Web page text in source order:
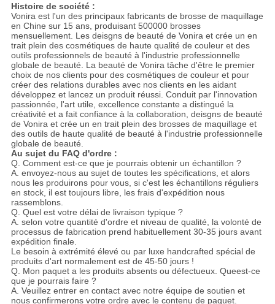
Histoire de société :
Vonira est l'un des principaux fabricants de brosse de maquillage
en Chine sur 15 ans, produisant 500000 brosses
mensuellement. Les deisgns de beauté de Vonira et crée un en
trait plein des cosmétiques de haute qualité de couleur et des
outils professionnels de beauté à l'industrie professionnelle
globale de beauté. La beauté de Vonira tâche d'être le premier
choix de nos clients pour des cosmétiques de couleur et pour
créer des relations durables avec nos clients en les aidant
développez et lancez un produit réussi. Conduit par l'innovation
passionnée, l'art utile, excellence constante a distingué la
créativité et a fait confiance à la collaboration, deisgns de beauté
de Vonira et crée un en trait plein des brosses de maquillage et
des outils de haute qualité de beauté à l'industrie professionnelle
globale de beauté.
Au sujet du FAQ d'ordre :
Q. Comment est-ce que je pourrais obtenir un échantillon ?
A. envoyez-nous au sujet de toutes les spécifications, et alors
nous les produirons pour vous, si c'est les échantillons réguliers
en stock, il est toujours libre, les frais d'expédition nous
rassemblons.
Q. Quel est votre délai de livraison typique ?
A. selon votre quantité d'ordre et niveau de qualité, la volonté de
processus de fabrication prend habituellement 30-35 jours avant
expédition finale.
Le besoin à extrémité élevé ou par luxe handcrafted spécial de
produits d'art normalement est de 45-50 jours !
Q. Mon paquet a les produits absents ou défectueux. Queest-ce
que je pourrais faire ?
A. Veuillez entrer en contact avec notre équipe de soutien et
nous confirmerons votre ordre avec le contenu de paquet.